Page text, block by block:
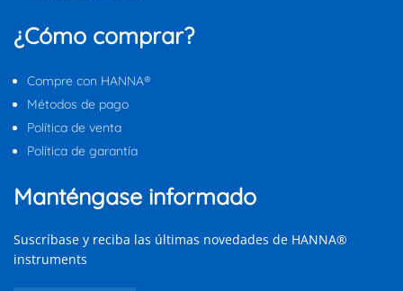
¿Cómo comprar?
Compre con HANNA®
Métodos de pago
Política de venta
Política de garantía
Manténgase informado
Suscríbase y reciba las últimas novedades de HANNA®
instruments